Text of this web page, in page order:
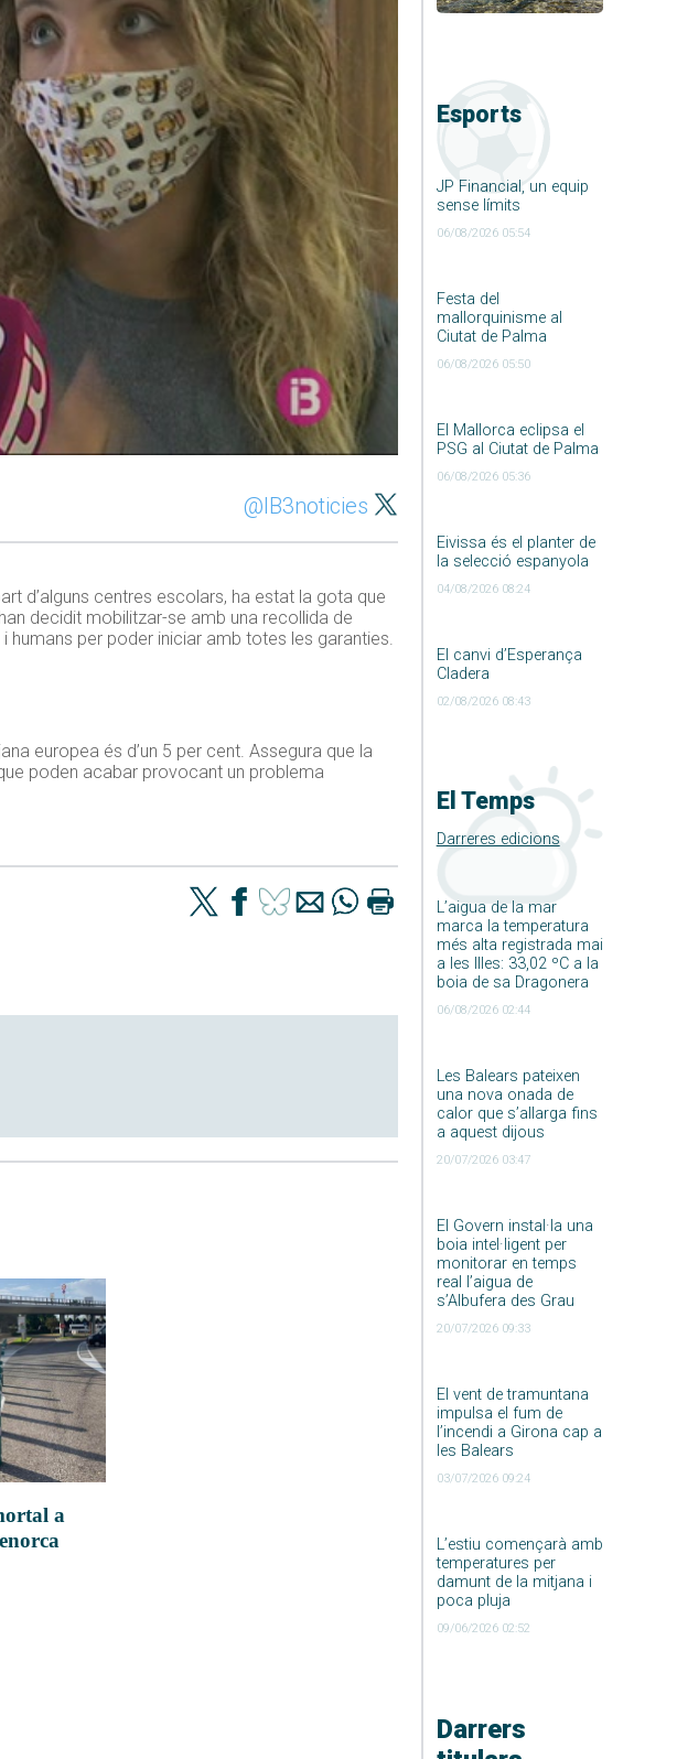
Esports
JP Financial, un equip
sense límits
06/08/2026 05:54
Festa del
mallorquinisme al
Ciutat de Palma
06/08/2026 05:50
El Mallorca eclipsa el
PSG al Ciutat de Palma
06/08/2026 05:36
Eivissa és el planter de
la selecció espanyola
04/08/2026 08:24
El canvi d’Esperança
Cladera
02/08/2026 08:43
El Temps
Darreres edicions
L’aigua de la mar
marca la temperatura
més alta registrada mai
a les Illes: 33,02 ºC a la
boia de sa Dragonera
06/08/2026 02:44
Les Balears pateixen
una nova onada de
calor que s’allarga fins
a aquest dijous
20/07/2026 03:47
El Govern instal·la una
boia intel·ligent per
monitorar en temps
real l’aigua de
s’Albufera des Grau
20/07/2026 09:33
El vent de tramuntana
impulsa el fum de
l’incendi a Girona cap a
les Balears
03/07/2026 09:24
L’estiu començarà amb
temperatures per
damunt de la mitjana i
poca pluja
09/06/2026 02:52
Darrers
@IB3noticies
d’alguns centres escolars, ha estat la gota que
decidit mobilitzar-se amb una recollida de
humans per poder iniciar amb totes les garanties.
europea és d’un 5 per cent. Assegura que la
poden acabar provocant un problema
a